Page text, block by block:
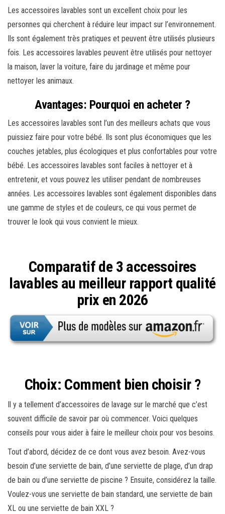
Les accessoires lavables sont un excellent choix pour les
personnes qui cherchent à réduire leur impact sur l’environnement.
Ils sont également très pratiques et peuvent être utilisés plusieurs
fois. Les accessoires lavables peuvent être utilisés pour nettoyer
la maison, laver la voiture, faire du jardinage et même pour
nettoyer les animaux.
Avantages: Pourquoi en acheter ?
Les accessoires lavables sont l’un des meilleurs achats que vous
puissiez faire pour votre bébé. Ils sont plus économiques que les
couches jetables, plus écologiques et plus confortables pour votre
bébé. Les accessoires lavables sont faciles à nettoyer et à
entretenir, et vous pouvez les utiliser pendant de nombreuses
années. Les accessoires lavables sont également disponibles dans
une gamme de styles et de couleurs, ce qui vous permet de
trouver le look qui vous convient le mieux.
Comparatif de 3 accessoires
lavables au meilleur rapport qualité
prix en 2026
Choix: Comment bien choisir ?
Il y a tellement d’accessoires de lavage sur le marché que c’est
souvent difficile de savoir par où commencer. Voici quelques
conseils pour vous aider à faire le meilleur choix pour vos besoins.
Tout d’abord, décidez de ce dont vous avez besoin. Avez-vous
besoin d’une serviette de bain, d’une serviette de plage, d’un drap
de bain ou d’une serviette de piscine ? Ensuite, considérez la taille.
Voulez-vous une serviette de bain standard, une serviette de bain
XL ou une serviette de bain XXL ?